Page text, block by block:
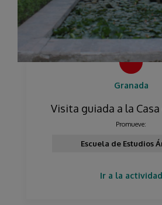
Granada
Visita guiada a la Casa
Promueve:
Escuela de Estudios
Ir a la actividad